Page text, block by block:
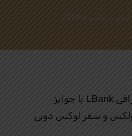
نوامبر 4, 2024
هدیه صرافی LBank با جوایز
و سفر لوکس دوبی